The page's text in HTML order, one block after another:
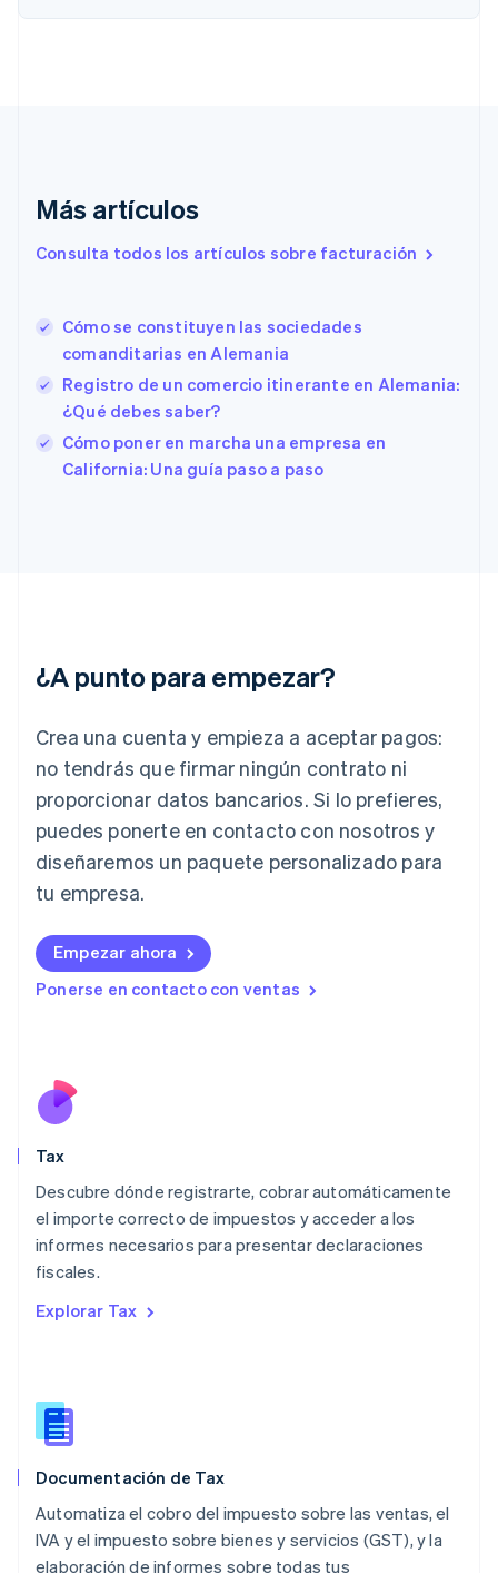
Más artículos
Consulta todos los artículos sobre facturación
Cómo se constituyen las sociedades
comanditarias en Alemania
Registro de un comercio itinerante en Alemania:
¿Qué debes saber?
Cómo poner en marcha una empresa en
California: Una guía paso a paso
¿A punto para empezar?
Crea una cuenta y empieza a aceptar pagos:
no tendrás que firmar ningún contrato ni
proporcionar datos bancarios. Si lo prefieres,
puedes ponerte en contacto con nosotros y
diseñaremos un paquete personalizado para
tu empresa.
Empezar ahora
Ponerse en contacto con ventas
Tax
Descubre dónde registrarte, cobrar automáticamente
el importe correcto de impuestos y acceder a los
informes necesarios para presentar declaraciones
fiscales.
Explorar Tax
Documentación de Tax
Automatiza el cobro del impuesto sobre las ventas, el
IVA y el impuesto sobre bienes y servicios (GST), y la
elaboración de informes sobre todas tus
Bulgaria
Croacia
English Italiano
English
Eslovaquia
English
Eslovenia
English Italiano
España
EspañolEnglish
Estados Unidos
English
Grecia
Hungría
English
India
English
Irlanda
ItalianoEnglish
日本語English
Letonia
English
English
Luxemburgo
Malta
English
México
Noruega
English
Polonia
English
Portugal
RAE de Hong Kong, China
English简体中文
Reino Unido